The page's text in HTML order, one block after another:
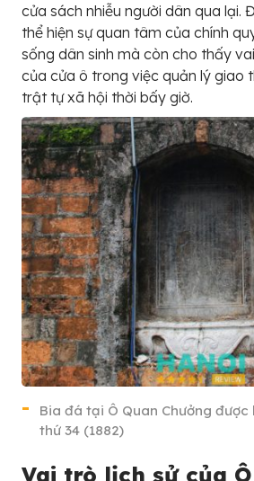
cửa sách nhiễu người dân qua lại.
thể hiện sự quan tâm của chính
sống dân sinh mà còn cho thấy
của cửa ô trong việc quản lý giao
trật tự xã hội thời bấy giờ.
Bia đá tại Ô Quan Chưởng
thứ 34 (1882)
Vai trò lịch sử của